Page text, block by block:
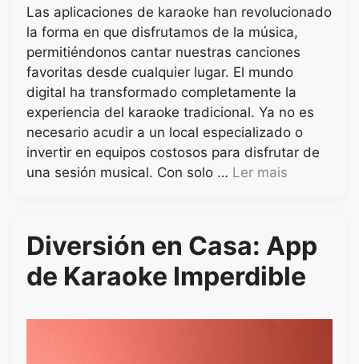
Las aplicaciones de karaoke han revolucionado
la forma en que disfrutamos de la música,
permitiéndonos cantar nuestras canciones
favoritas desde cualquier lugar. El mundo
digital ha transformado completamente la
experiencia del karaoke tradicional. Ya no es
necesario acudir a un local especializado o
invertir en equipos costosos para disfrutar de
una sesión musical. Con solo … Ler mais
Diversión en Casa: App
de Karaoke Imperdible